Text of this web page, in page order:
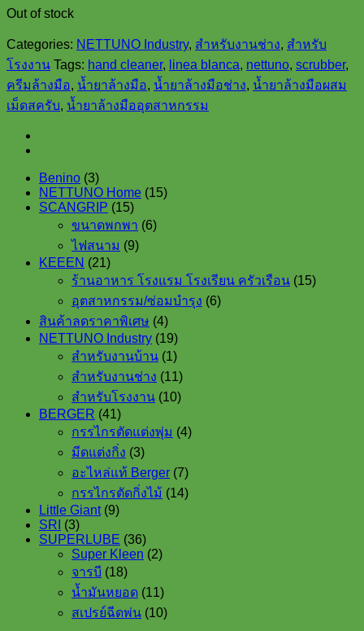
Out of stock
Categories: NETTUNO Industry, สำหรับงานช่าง, สำหรับ
โรงงาน Tags: hand cleaner, linea blanca, nettuno, scrubber,
ครีมล้างมือ, น้ำยาล้างมือ, น้ำยาล้างมือช่าง, น้ำยาล้างมือผสม
เม็ดสครับ, น้ำยาล้างมืออุตสาหกรรม
Benino 33
products
NETTUNO Home 1515
SCANGRIP 1515
products
ขนาดพกพา 66
products
ไฟสนาม 99
products
KEEEN 2121
products
ร้านอาหาร โรงแรม โรงเรียน ครัวเรือน 1515
products
อุตสาหกรรม/ซ่อมบำรุง 66
products
สินค้าลดราคาพิเศษ 44
products
NETTUNO Industry 1919
products
สำหรับงานบ้าน 11
product
สำหรับงานช่าง 1111
products
สำหรับโรงงาน 1010
products
BERGER 4141
products
กรรไกรตัดแต่งพุ่ม 44
products
มีดแต่งกิ่ง 33
products
อะไหล่แท้ Berger 77
products
กรรไกรตัดกิ่งไม้ 1414
products
Little Giant 99
SRI 33
products
SUPERLUBE 3636
products
Super Kleen 22
จารบี 1818
products
น้ำมันหยอด 1111
products
สเปรย์ฉีดพ่น 1010
products